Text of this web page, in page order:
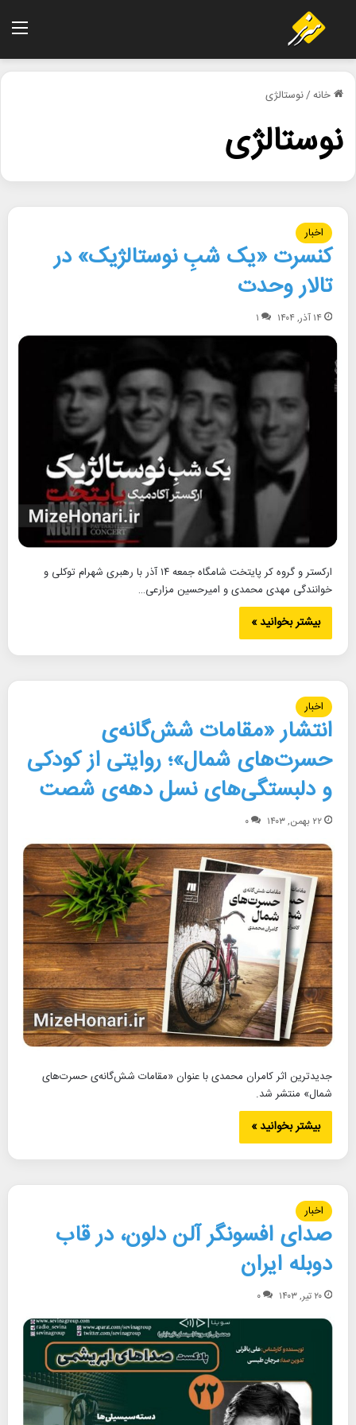
خانه/نوستالژی
نوستالژی
اخبار
کنسرت «یک شبِ نوستالژیک» در
تالار وحدت
۱۴ آذر, ۱۴۰۴ ۱
ارکستر و گروه کر پایتخت شامگاه جمعه ۱۴ آذر با رهبری شهرام توکلی و
خوانندگی مهدی محمدی و امیرحسین مزارعی…
بیشتر بخوانید »
اخبار
انتشار «مقامات شش‌گانه‌ی
حسرت‌های شمال»؛ روایتی از کودکی
و دلبستگی‌های نسل دهه‌ی شصت
۲۲ بهمن, ۱۴۰۳ ۰
جدیدترین اثر کامران محمدی با عنوان «مقامات شش‌گانه‌ی حسرت‌های
شمال» منتشر شد.
بیشتر بخوانید »
اخبار
صدای افسونگر آلن دلون، در قاب
دوبله ایران
۲۰ تیر, ۱۴۰۳ ۰